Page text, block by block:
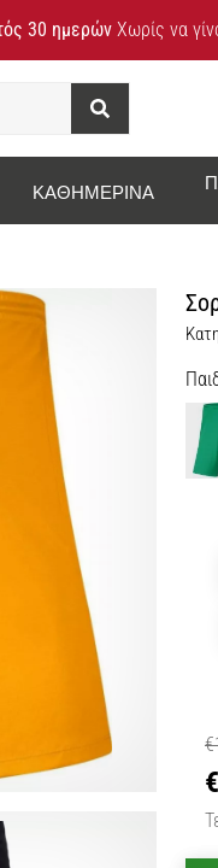
30 ημερών Χωρίς να
Αναζήτηση
ΚΑΘΗΜΕΡΙΝΆ